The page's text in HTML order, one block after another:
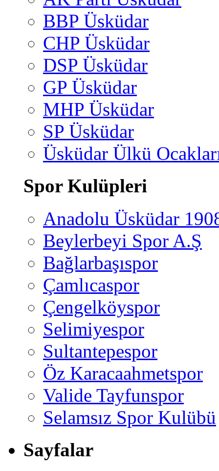
BBP Üsküdar
CHP Üsküdar
DSP Üsküdar
GP Üsküdar
MHP Üsküdar
SP Üsküdar
Üsküdar Ülkü
Spor Kulüpleri
Anadolu Üsküdar
Beylerbeyi Spor A.Ş
Bağlarbaşıspor
Çamlıcaspor
Çengelköyspor
Selimiyespor
Sultantepespor
Öz Karacaahmetspor
Valide Tayfunspor
Selamsız Spor Kulübü
Sayfalar